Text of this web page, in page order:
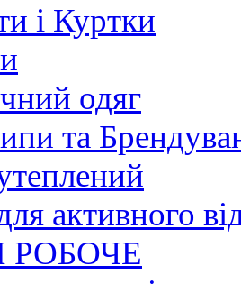
і Куртки
одяг
та
активного
РОБОЧЕ